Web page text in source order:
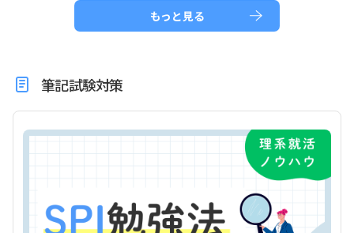
もっと見る
筆記試験対策